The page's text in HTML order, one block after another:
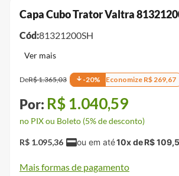
Capa Cubo Trator Valtra
Cód:81321200SH
DeR$1.365,03 -20% Economize R$269,67
R$ 1.040,59
no PIX ou Boleto (5% de desconto)
R$ 1.095,36 10x deR$109,
Mais formas de pagamento